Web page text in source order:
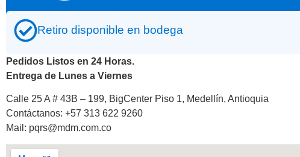
Retiro disponible en bodega
Pedidos Listos en 24 Horas.
Entrega de Lunes a Viernes
Calle 25 A # 43B – 199, BigCenter Piso 1, Medellín, Antioquia
Contáctanos: +57 313 622 9260
Mail: pqrs@mdm.com.co